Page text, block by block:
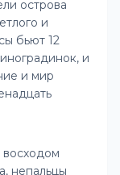
острова
и
бьют 12
и
и мир
непальцы